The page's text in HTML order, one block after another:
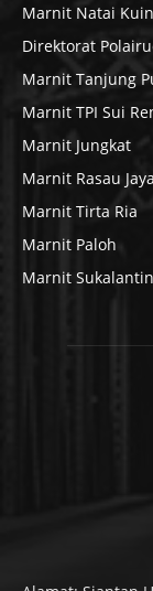
Marnit Natai
Direktorat
Marnit Tanjung
Marnit TPI Sui
Marnit Jungkat
Marnit Rasau Jaya
Marnit Tirta Ria
Marnit Paloh
Marnit